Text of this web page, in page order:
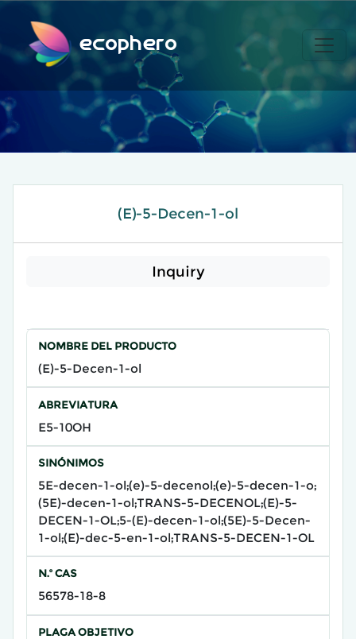
ecophero
(E)-5-Decen-1-ol
Inquiry
NOMBRE DEL PRODUCTO
(E)-5-Decen-1-ol
ABREVIATURA
E5-10OH
SINÓNIMOS
5E-decen-1-ol;(e)-5-decenol;(e)-5-decen-1-o;
(5E)-decen-1-ol;TRANS-5-DECENOL;(E)-5-
DECEN-1-OL;5-(E)-decen-1-ol;(5E)-5-Decen-
1-ol;(E)-dec-5-en-1-ol;TRANS-5-DECEN-1-OL
N.º CAS
56578-18-8
PLAGA OBJETIVO